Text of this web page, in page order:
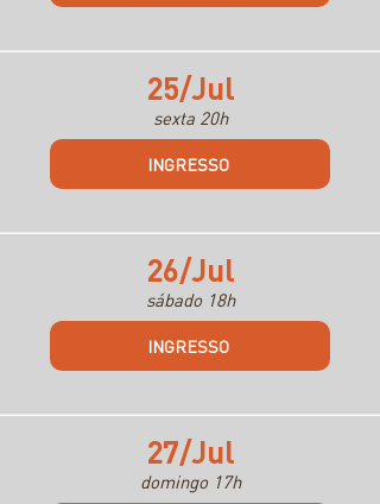
25/Jul
sexta 20h
INGRESSO
26/Jul
sábado 18h
INGRESSO
27/Jul
domingo 17h